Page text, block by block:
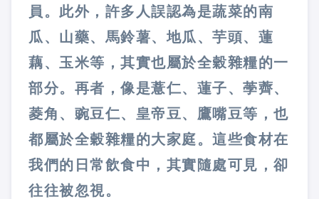
員。此外，許多人誤認為是蔬菜的南
瓜、山藥、馬鈴薯、地瓜、芋頭、蓮
藕、玉米等，其實也屬於全穀雜糧的一
部分。再者，像是薏仁、蓮子、荸薺、
菱角、豌豆仁、皇帝豆、鷹嘴豆等，也
都屬於全穀雜糧的大家庭。這些食材在
我們的日常飲食中，其實隨處可見，卻
往往被忽視。